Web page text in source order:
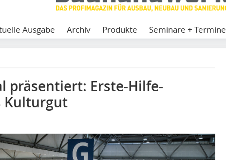
Ausgabe Archiv Produkte Seminare + Termine
präsentiert: Erste-Hilfe-
Kulturgut